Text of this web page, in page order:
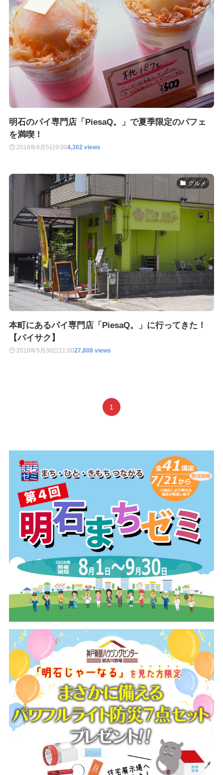
明石のパイ専門店「PiesaQ。」で夏季限定のパフェ
を満喫！
2018年8月5日 9:004,302 views
グルメ
本町にあるパイ専門店「PiesaQ。」に行ってきた！
【パイサク】
2018年5月30日 21:0027,808 views
1